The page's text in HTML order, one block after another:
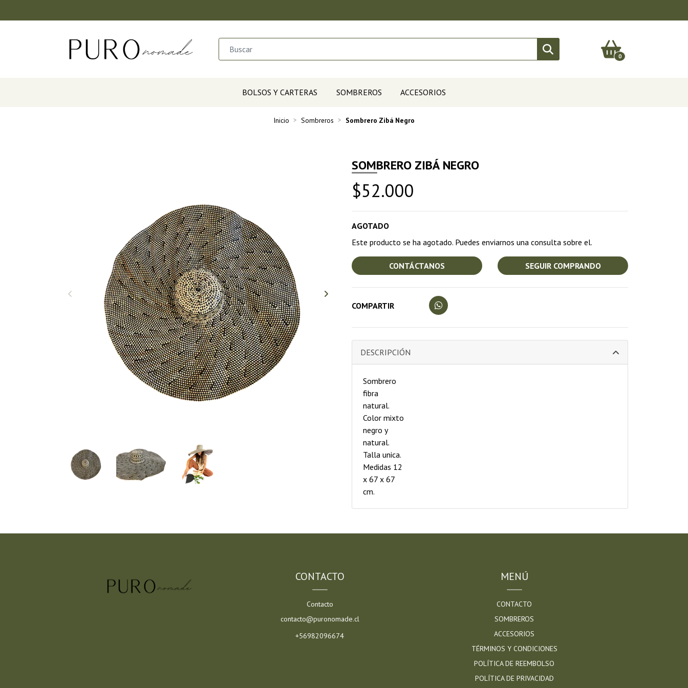
0
BOLSOS Y CARTERAS SOMBREROS ACCESORIOS
Inicio Sombreros Sombrero Zibá Negro
SOMBRERO ZIBÁ NEGRO
$52.000
AGOTADO
Este producto se ha agotado. Puedes enviarnos una consulta sobre el.
CONTÁCTANOS SEGUIR COMPRANDO
COMPARTIR
DESCRIPCIÓN
Sombrero
fibra
natural.
Color mixto
negro y
natural.
Talla unica.
Medidas 12
x 67 x 67
cm.
CONTACTO
Contacto
contacto@puronomade.cl
+56982096674
MENÚ
CONTACTO
SOMBREROS
ACCESORIOS
TÉRMINOS Y CONDICIONES
POLÍTICA DE REEMBOLSO
POLÍTICA DE PRIVACIDAD